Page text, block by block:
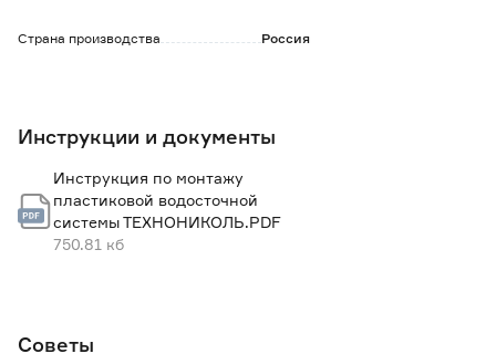
Страна производства Россия
Инструкции и документы
Инструкция по монтажу
пластиковой водосточной
системы ТЕХНОНИКОЛЬ.PDF
750.81 кб
Советы